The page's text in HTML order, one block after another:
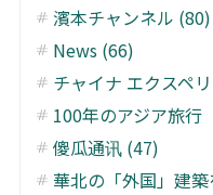
濱本チャンネル (80)
News (66)
チャイナ エクスペ
100年のアジア旅
傻瓜通讯 (47)
華北の「外国」建